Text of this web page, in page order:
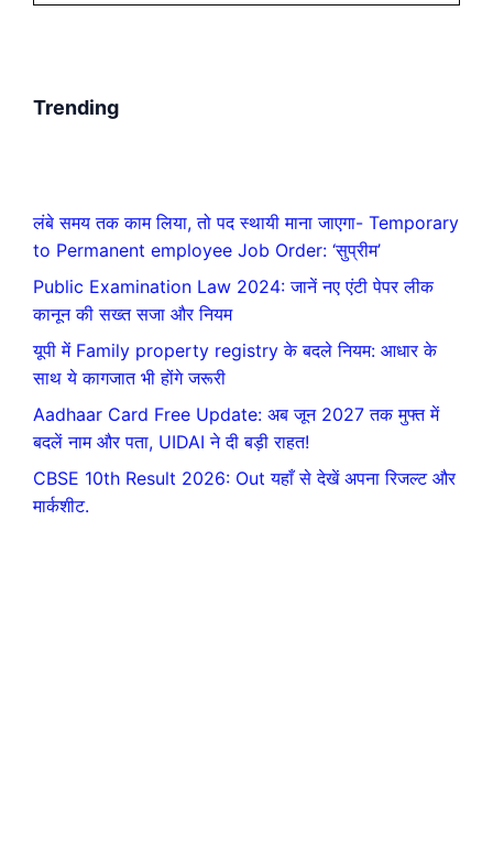
Trending
लंबे समय तक काम लिया, तो पद स्थायी माना जाएगा- Temporary
to Permanent employee Job Order: ‘सुप्रीम’
Public Examination Law 2024: जानें नए एंटी पेपर लीक
कानून की सख्त सजा और नियम
यूपी में Family property registry के बदले नियम: आधार के
साथ ये कागजात भी होंगे जरूरी
Aadhaar Card Free Update: अब जून 2027 तक मुफ्त में
बदलें नाम और पता, UIDAI ने दी बड़ी राहत!
CBSE 10th Result 2026: Out यहाँ से देखें अपना रिजल्ट और
मार्कशीट.